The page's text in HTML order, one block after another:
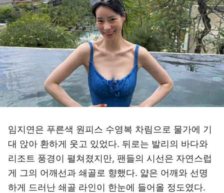
임지연은 푸른색 원피스 수영복 차림으로 물가에 기
대 앉아 환하게 웃고 있었다. 뒤로는 발리의 바다와
리조트 풍경이 펼쳐졌지만, 팬들의 시선은 자연스럽
게 그의 어깨선과 쇄골로 향했다. 얇은 어깨와 선명
하게 드러난 쇄골 라인이 한눈에 들어올 정도였다.